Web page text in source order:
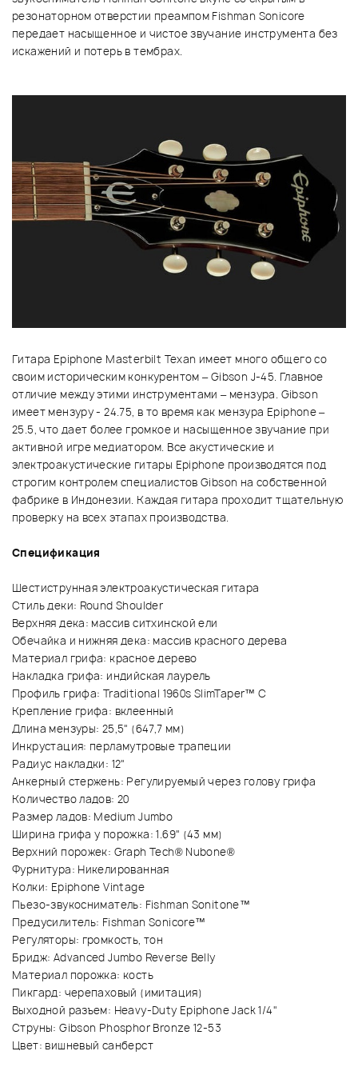
резонаторном отверстии преампом Fishman Sonicore
передает насыщенное и чистое звучание инструмента без
искажений и потерь в тембрах.
Гитара Epiphone Masterbilt Texan имеет много общего со
своим историческим конкурентом – Gibson J-45. Главное
отличие между этими инструментами – мензура. Gibson
имеет мензуру - 24.75, в то время как мензура Epiphone –
25.5, что дает более громкое и насыщенное звучание при
активной игре медиатором. Все акустические и
электроакустические гитары Epiphone производятся под
строгим контролем специалистов Gibson на собственной
фабрике в Индонезии. Каждая гитара проходит тщательную
проверку на всех этапах производства.
Спецификация
Шестиструнная электроакустическая гитара
Стиль деки: Round Shoulder
Верхняя дека: массив ситхинской ели
Обечайка и нижняя дека: массив красного дерева
Материал грифа: красное дерево
Накладка грифа: индийская лаурель
Профиль грифа: Traditional 1960s SlimTaper™ C
Крепление грифа: вклеенный
Длина мензуры: 25,5" (647,7 мм)
Инкрустация: перламутровые трапеции
Радиус накладки: 12"
Анкерный стержень: Регулируемый через голову грифа
Количество ладов: 20
Размер ладов: Medium Jumbo
Ширина грифа у порожка: 1.69" (43 мм)
Верхний порожек: Graph Tech® Nubone®
Фурнитура: Никелированная
Колки: Epiphone Vintage
Пьезо-звукосниматель: Fishman Sonitone™
Предусилитель: Fishman Sonicore™
Регуляторы: громкость, тон
Бридж: Advanced Jumbo Reverse Belly
Материал порожка: кость
Пикгард: черепаховый (имитация)
Выходной разъем: Heavy-Duty Epiphone Jack 1/4"
Струны: Gibson Phosphor Bronze 12-53
Цвет: вишневый санберст